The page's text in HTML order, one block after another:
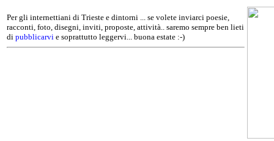
Per gli internettiani di Trieste e dintorni ... se volete inviarci poesie,
racconti, foto, disegni, inviti, proposte, attività.. saremo sempre ben lieti
di pubblicarvi e soprattutto leggervi... buona estate :-)